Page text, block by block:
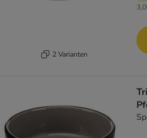
2 Varianten